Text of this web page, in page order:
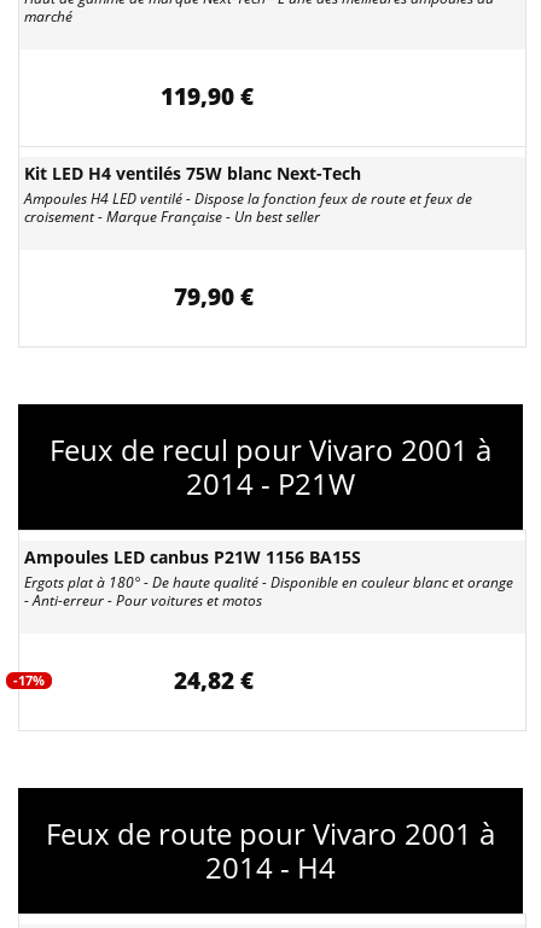
marché
119,90 €
Kit LED H4 ventilés 75W blanc Next-Tech
Ampoules H4 LED ventilé - Dispose la fonction feux de route et feux de
croisement - Marque Française - Un best seller
79,90 €
Feux de recul pour Vivaro 2001 à
2014 - P21W
Ampoules LED canbus P21W 1156 BA15S
Ergots plat à 180° - De haute qualité - Disponible en couleur blanc et orange
- Anti-erreur - Pour voitures et motos
-17% 24,82 €
Feux de route pour Vivaro 2001 à
2014 - H4